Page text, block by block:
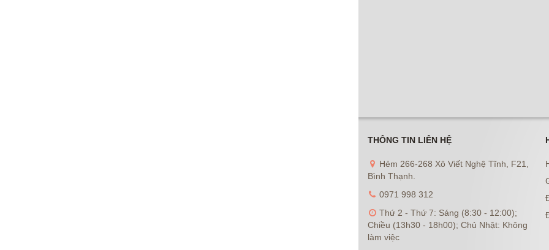
THÔNG TIN LIÊN HỆ
Hẻm 266-268 Xô Viết Nghệ Tĩnh, F21,
Bình Thạnh.
0971 998 312
Thứ 2 - Thứ 7: Sáng (8:30 - 12:00);
Chiều (13h30 - 18h00); Chủ Nhật: Không
làm việc